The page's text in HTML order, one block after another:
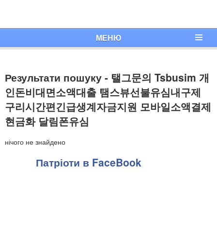
МЕНЮ
Результати пошуку - 탤그문의 Tsbusim 개
인돈비대면소액대출 탬스뷰선불유심내구제
구리시간편긴급생계자금지원 모바일소액결제
현금화 달림폰유심
нічого не знайдено
Патріоти в FaceBook